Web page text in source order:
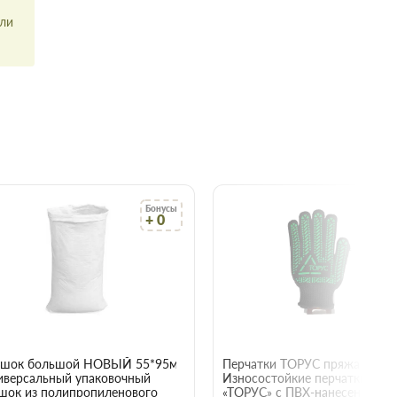
Бонусы
+ 0
большой НОВЫЙ 55*95мм
упаковочный
из полипропиленового
Износостойкие перчатки
«ТОРУС» с ПВХ-нанесением